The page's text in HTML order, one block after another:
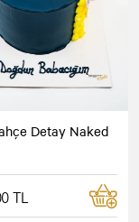
Detay Naked
TL